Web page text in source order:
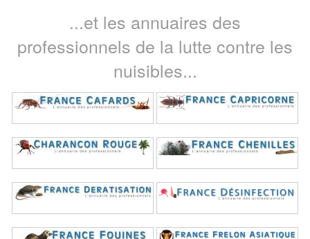
...et les annuaires des
professionnels de la lutte contre les
nuisibles...